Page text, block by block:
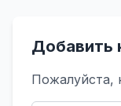
Добавить
Пожалуйста,